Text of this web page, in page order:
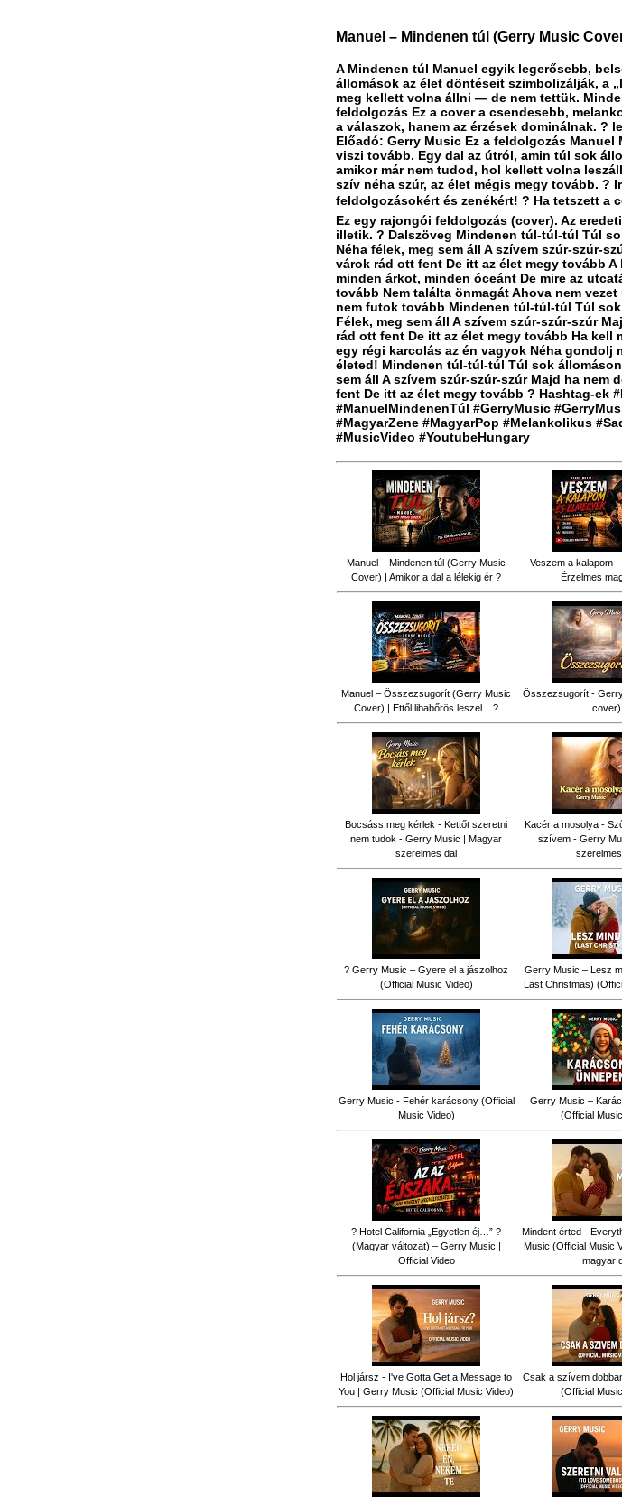
Manuel – Mindenen túl (Gerry Music
A Mindenen túl Manuel egyik legerősebb,
állomások az élet döntéseit szimbolizálják, a
meg kellett volna állni — de nem tettük.
feldolgozás Ez a cover a csendesebb,
a válaszok, hanem az érzések dominálnak. ?
Előadó: Gerry Music Ez a feldolgozás
viszi tovább. Egy dal az útról, amin túl sok
amikor már nem tudod, hol kellett volna
szív néha szúr, az élet mégis megy tovább. ?
feldolgozásokért és zenékért! ? Ha tetszett a
Ez egy rajongói feldolgozás (cover). Az
illetik. ? Dalszöveg Mindenen túl-túl-túl Túl
Néha félek, meg sem áll A szívem szúr-szúr-
várok rád ott fent De itt az élet megy tovább
minden árkot, minden óceánt De mire az
tovább Nem találta önmagát Ahova nem
nem futok tovább Mindenen túl-túl-túl Túl
Félek, meg sem áll A szívem szúr-szúr-szúr
rád ott fent De itt az élet megy tovább Ha kell
egy régi karcolás az én vagyok Néha gondolj
életed! Mindenen túl-túl-túl Túl sok
sem áll A szívem szúr-szúr-szúr Majd ha nem
fent De itt az élet megy tovább ? Hashtag-ek
#ManuelMindenenTúl #GerryMusic
#MagyarZene #MagyarPop #Melankolikus
#MusicVideo #YoutubeHungary
Manuel – Mindenen túl (Gerry Music
Cover) | Amikor a dal a lélekig ér ?
Veszem a kalapom
Érzelmes
Manuel – Összezsugorít (Gerry Music
Cover) | Ettől libabőrös leszel... ?
Összezsugorít -
cover)
Bocsáss meg kérlek - Kettőt szeretni
nem tudok - Gerry Music | Magyar
szerelmes dal
Kacér a mosolya -
szívem - Gerry
? Gerry Music – Gyere el a jászolhoz
(Official Music Video)
Gerry Music – Lesz
Last Christmas)
Gerry Music - Fehér karácsony (Official
Music Video)
Gerry Music –
(Official
? Hotel California „Egyetlen éj…” ?
(Magyar változat) – Gerry Music |
Official Video
Mindent érted -
Music (Official Music
magyar
Hol jársz - I've Gotta Get a Message to
You | Gerry Music (Official Music Video)
Csak a szívem
(Official